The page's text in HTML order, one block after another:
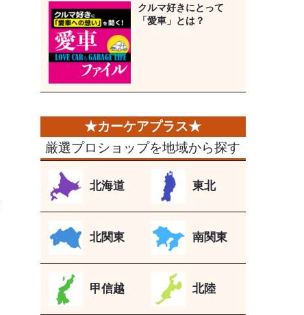
クルマ好きにとって
「愛車」とは？
厳選プロショップを地域から探す
北海道 東北
北関東 南関東
甲信越 北陸